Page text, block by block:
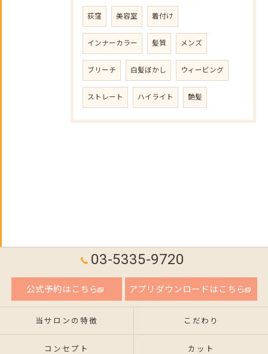
荻窪 美容室 着付け
インナーカラー 髪質 メンズ
ブリーチ 白髪ぼかし ウィービング
ストレート ハイライト 艶髪
03-5335-9720
公式予約はこちら アプリダウンロードはこちら
当サロンの特徴 こだわり
コンセプト カット